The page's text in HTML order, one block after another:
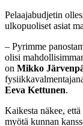
Pelaajabudjetin
ulkopuoliset asiat
– Pyrimme
olisi
on Mikko
Eeva Kettunen.
Kaikesta näkee,
myötä kunnan